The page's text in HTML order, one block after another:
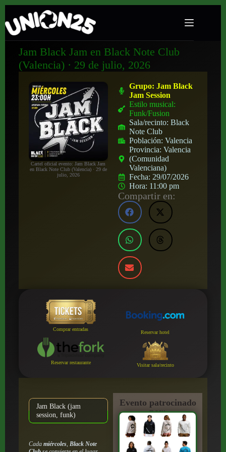
Jam Black Jam en Black Note Club
(Valencia) · 29 de julio, 2026
Cartel oficial evento: Jam Black Jam
en Black Note Club (Valencia) · 29 de
julio, 2026
Grupo:Jam Black
Jam Session
Estilo musical:
Funk/Fusion
Sala/recinto:Black
Note Club
Población:Valencia
Provincia:Valencia
(Comunidad
Valenciana)
Fecha: 29/07/2026
Hora: 11:00 pm
Compartir en:
Comprar entradas
Reservar hotel
Reservar restaurante Visitar sala/recinto
Jam Black (jam
session, funk)
Cada miércoles, Black Note
Evento patrocinado
por: